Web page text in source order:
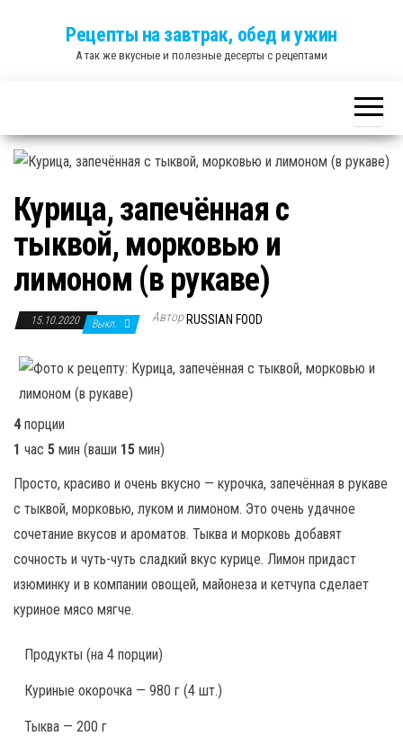
Рецепты на завтрак, обед и ужин
А так же вкусные и полезные десерты с рецептами
Курица, запечённая с
тыквой, морковью и
лимоном (в рукаве)
15.10.2020 Выкл. Автор RUSSIAN FOOD
4 порции
1 час 5 мин (ваши 15 мин)
Просто, красиво и очень вкусно — курочка, запечённая в рукаве
с тыквой, морковью, луком и лимоном. Это очень удачное
сочетание вкусов и ароматов. Тыква и морковь добавят
сочность и чуть-чуть сладкий вкус курице. Лимон придаст
изюминку и в компании овощей, майонеза и кетчупа сделает
куриное мясо мягче.
Продукты (на 4 порции)
Куриные окорочка — 980 г (4 шт.)
Тыква — 200 г